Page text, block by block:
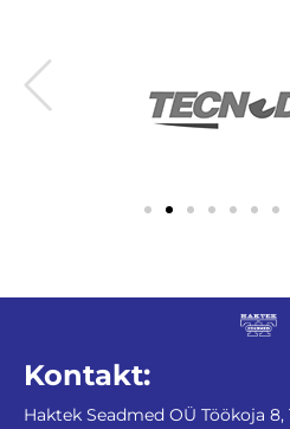
Kontakt:
Haktek Seadmed OÜ Töökoja 8,